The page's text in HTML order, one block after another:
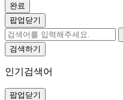
완료
팝업닫기
검색하기
인기검색어
팝업닫기